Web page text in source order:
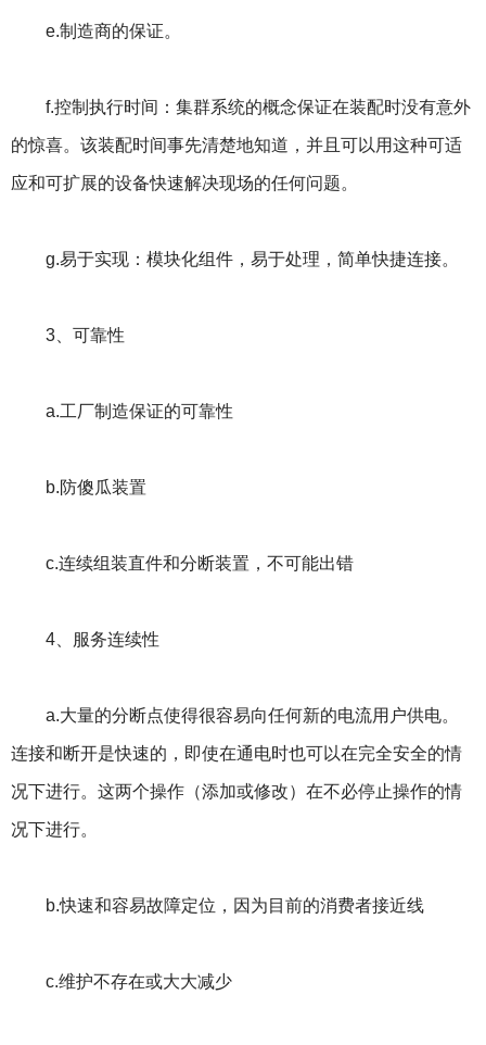
e.制造商的保证。
f.控制执行时间：集群系统的概念保证在装配时没有意外
的惊喜。该装配时间事先清楚地知道，并且可以用这种可适
应和可扩展的设备快速解决现场的任何问题。
g.易于实现：模块化组件，易于处理，简单快捷连接。
3、可靠性
a.工厂制造保证的可靠性
b.防傻瓜装置
c.连续组装直件和分断装置，不可能出错
4、服务连续性
a.大量的分断点使得很容易向任何新的电流用户供电。
连接和断开是快速的，即使在通电时也可以在完全安全的情
况下进行。这两个操作（添加或修改）在不必停止操作的情
况下进行。
b.快速和容易故障定位，因为目前的消费者接近线
c.维护不存在或大大减少